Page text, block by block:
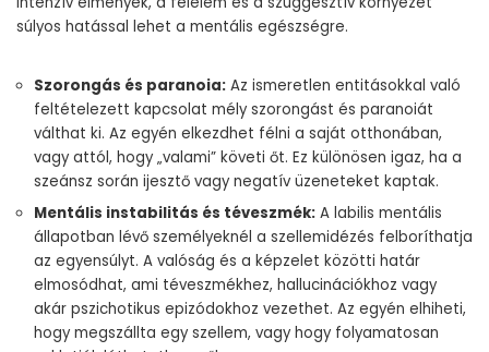
súlyos hatással lehet a mentális egészségre.
Szorongás és paranoia: Az ismeretlen entitásokkal való
feltételezett kapcsolat mély szorongást és paranoiát
válthat ki. Az egyén elkezdhet félni a saját otthonában,
vagy attól, hogy „valami” követi őt. Ez különösen igaz, ha a
szeánsz során ijesztő vagy negatív üzeneteket kaptak.
Mentális instabilitás és téveszmék: A labilis mentális
állapotban lévő személyeknél a szellemidézés felboríthatja
az egyensúlyt. A valóság és a képzelet közötti határ
elmosódhat, ami téveszmékhez, hallucinációkhoz vagy
akár pszichotikus epizódokhoz vezethet. Az egyén elhiheti,
hogy megszállta egy szellem, vagy hogy folyamatosan